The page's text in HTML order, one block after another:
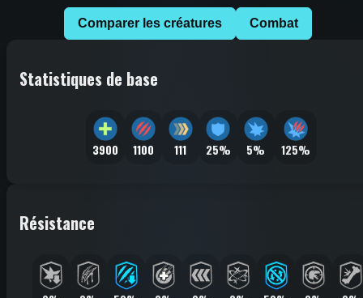
Comparer les créatures Combat
Statistiques de base
3900 1100 111 25% 5% 125%
Résistance